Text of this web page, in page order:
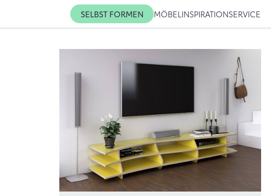
SELBST FORMEN MÖBEL INSPIRATIONSERVICE